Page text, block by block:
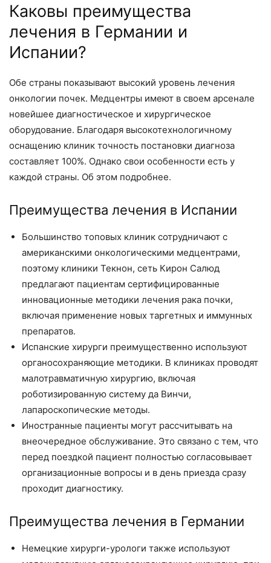
Каковы преимущества
лечения в Германии и
Испании?
Обе страны показывают высокий уровень лечения
онкологии почек. Медцентры имеют в своем арсенале
новейшее диагностическое и хирургическое
оборудование. Благодаря высокотехнологичному
оснащению клиник точность постановки диагноза
составляет 100%. Однако свои особенности есть у
каждой страны. Об этом подробнее.
Преимущества лечения в Испании
Большинство топовых клиник сотрудничают с
американскими онкологическими медцентрами,
поэтому клиники Текнон, сеть Кирон Салюд
предлагают пациентам сертифицированные
инновационные методики лечения рака почки,
включая применение новых таргетных и иммунных
препаратов.
Испанские хирурги преимущественно используют
органосохраняющие методики. В клиниках проводят
малотравматичную хирургию, включая
роботизированную систему да Винчи,
лапароскопические методы.
Иностранные пациенты могут рассчитывать на
внеочередное обслуживание. Это связано с тем, что
перед поездкой пациент полностью согласовывает
организационные вопросы и в день приезда сразу
проходит диагностику.
Преимущества лечения в Германии
Немецкие хирурги-урологи также используют